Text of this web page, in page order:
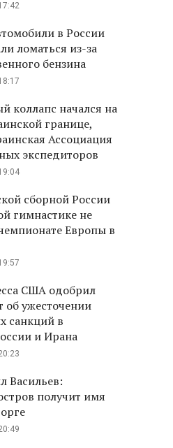
в России
ломаться из-за
бензина
коллапс начался на
границе,
Ассоциация
экспедиторов
сборной России
гимнастике не
Европы в
США одобрил
об ужесточении
санкций в
и Ирана
Васильев:
получит имя